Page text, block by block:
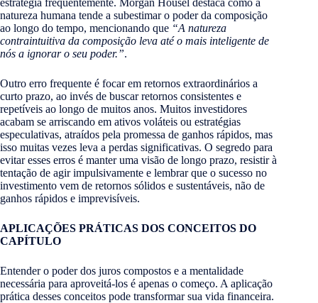
estratégia frequentemente. Morgan Housel destaca como a
natureza humana tende a subestimar o poder da composição
ao longo do tempo, mencionando que “A natureza
contraintuitiva da composição leva até o mais inteligente de
nós a ignorar o seu poder.”​.
Outro erro frequente é focar em retornos extraordinários a
curto prazo, ao invés de buscar retornos consistentes e
repetíveis ao longo de muitos anos. Muitos investidores
acabam se arriscando em ativos voláteis ou estratégias
especulativas, atraídos pela promessa de ganhos rápidos, mas
isso muitas vezes leva a perdas significativas. O segredo para
evitar esses erros é manter uma visão de longo prazo, resistir à
tentação de agir impulsivamente e lembrar que o sucesso no
investimento vem de retornos sólidos e sustentáveis, não de
ganhos rápidos e imprevisíveis.
APLICAÇÕES PRÁTICAS DOS CONCEITOS DO
CAPÍTULO
Entender o poder dos juros compostos e a mentalidade
necessária para aproveitá-los é apenas o começo. A aplicação
prática desses conceitos pode transformar sua vida financeira.